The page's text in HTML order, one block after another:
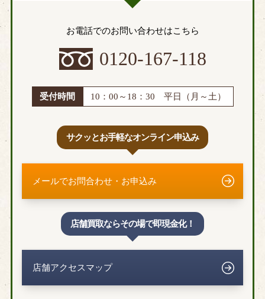
お電話でのお問い合わせはこちら
0120-167-118
受付時間 10：00～18：30 平日（月～土）
サクッとお手軽なオンライン申込み
メールでお問合わせ・お申込み
店舗買取ならその場で即現金化！
店舗アクセスマップ